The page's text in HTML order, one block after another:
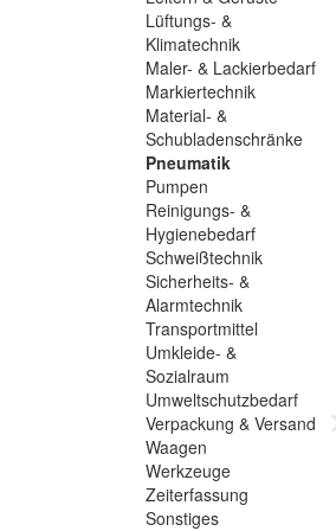
Lüftungs- &
Klimatechnik
Maler- & Lackierbedarf
Markiertechnik
Material- &
Schubladenschränke
Pneumatik
Pumpen
Reinigungs- &
Hygienebedarf
Schweißtechnik
Sicherheits- &
Alarmtechnik
Transportmittel
Umkleide- &
Sozialraum
Umweltschutzbedarf
Verpackung & Versand
Waagen
Werkzeuge
Zeiterfassung
Sonstiges